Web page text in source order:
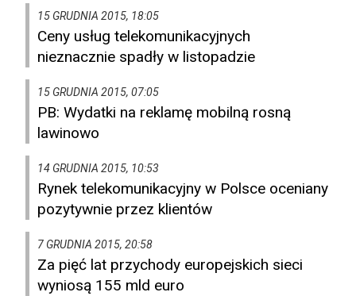
15 GRUDNIA 2015, 18:05
Ceny usług telekomunikacyjnych
nieznacznie spadły w listopadzie
15 GRUDNIA 2015, 07:05
PB: Wydatki na reklamę mobilną rosną
lawinowo
14 GRUDNIA 2015, 10:53
Rynek telekomunikacyjny w Polsce oceniany
pozytywnie przez klientów
7 GRUDNIA 2015, 20:58
Za pięć lat przychody europejskich sieci
wyniosą 155 mld euro